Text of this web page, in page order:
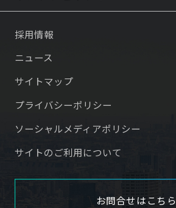
採用情報
ニュース
サイトマップ
プライバシーポリシー
ソーシャルメディアポリシー
サイトのご利用について
お問合せはこちら